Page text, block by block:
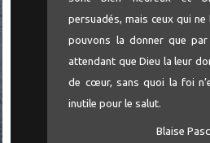
persuadés, mais ceux qui ne
pouvons la donner que par
attendant que Dieu la leur
de cœur, sans quoi la foi
inutile pour le salut.
Blaise